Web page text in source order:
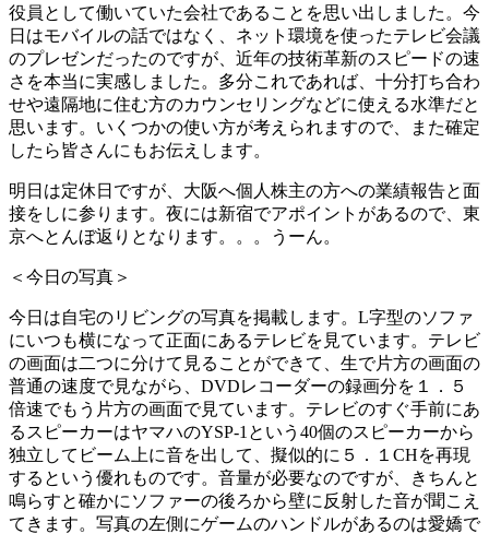
役員として働いていた会社であることを思い出しました。今
日はモバイルの話ではなく、ネット環境を使ったテレビ会議
のプレゼンだったのですが、近年の技術革新のスピードの速
さを本当に実感しました。多分これであれば、十分打ち合わ
せや遠隔地に住む方のカウンセリングなどに使える水準だと
思います。いくつかの使い方が考えられますので、また確定
したら皆さんにもお伝えします。
明日は定休日ですが、大阪へ個人株主の方への業績報告と面
接をしに参ります。夜には新宿でアポイントがあるので、東
京へとんぼ返りとなります。。。うーん。
＜今日の写真＞
今日は自宅のリビングの写真を掲載します。L字型のソファ
にいつも横になって正面にあるテレビを見ています。テレビ
の画面は二つに分けて見ることができて、生で片方の画面の
普通の速度で見ながら、DVDレコーダーの録画分を１．５
倍速でもう片方の画面で見ています。テレビのすぐ手前にあ
るスピーカーはヤマハのYSP-1という40個のスピーカーから
独立してビーム上に音を出して、擬似的に５．１CHを再現
するという優れものです。音量が必要なのですが、きちんと
鳴らすと確かにソファーの後ろから壁に反射した音が聞こえ
てきます。写真の左側にゲームのハンドルがあるのは愛嬌で